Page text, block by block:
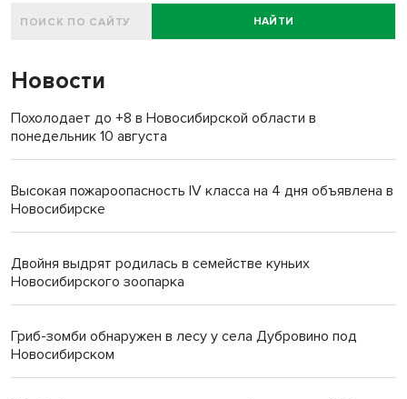
НАЙТИ
Новости
Похолодает до +8 в Новосибирской области в
понедельник 10 августа
Высокая пожароопасность IV класса на 4 дня объявлена в
Новосибирске
Двойня выдрят родилась в семействе куньих
Новосибирского зоопарка
Гриб-зомби обнаружен в лесу у села Дубровино под
Новосибирском